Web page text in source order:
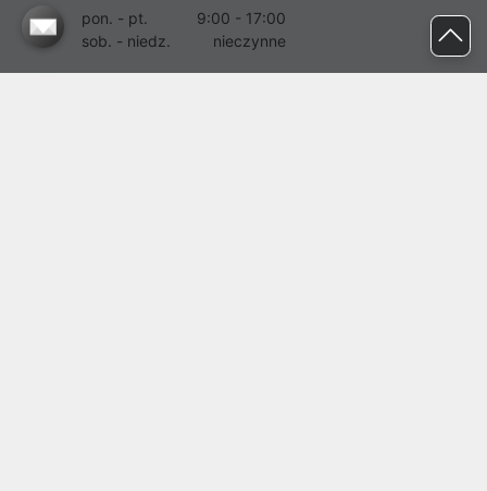
pon. - pt.
9:00 - 17:00
sob. - niedz.
nieczynne